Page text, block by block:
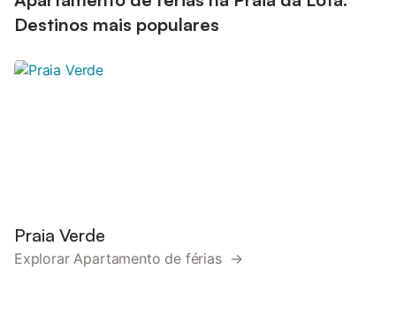
Destinos mais populares
Praia Verde
Explorar Apartamento de férias →